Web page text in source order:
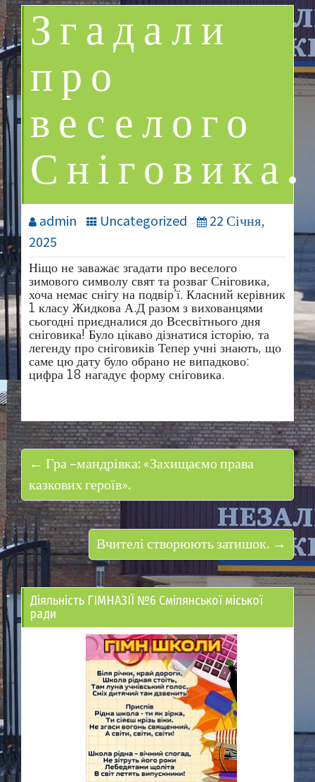
Згадали
про
веселого
Сніговика.
admin Uncategorized
22 Січня,
2025
Ніщо не заважає згадати про веселого
зимового символу свят та розваг Сніговика,
хоча немає снігу на подвір’ї. Класний керівник
1 класу Жидкова А.Д разом з вихованцями
сьогодні приєдналися до Всесвітнього дня
сніговика! Було цікаво дізнатися історію, та
легенду про сніговиків Тепер учні знають, що
саме цю дату було обрано не випадково:
цифра 18 нагадує форму сніговика.
← Гра –мандрівка: «Захищаємо права
казкових героїв».
Вчителі створюють затишок. →
Діяльність ГІМНАЗІЇ №6 Смілянської міської
ради